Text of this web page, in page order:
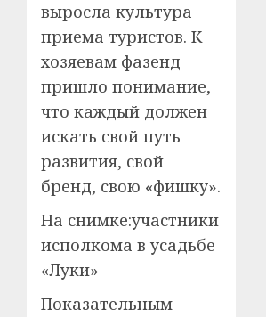
выросла культура
приема туристов. К
хозяевам фазенд
пришло понимание,
что каждый должен
искать свой путь
развития, свой
бренд, свою «фишку».
На снимке:участники
исполкома в усадьбе
«Луки»
Показательным